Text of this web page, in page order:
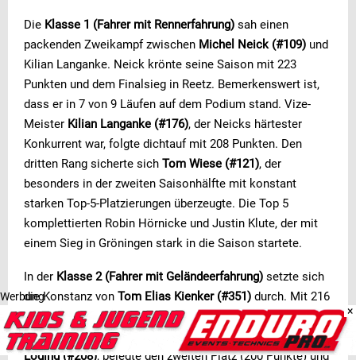
Die Klasse 1 (Fahrer mit Rennerfahrung) sah einen
packenden Zweikampf zwischen Michel Neick (#109) und
Kilian Langanke. Neick krönte seine Saison mit 223
Punkten und dem Finalsieg in Reetz. Bemerkenswert ist,
dass er in 7 von 9 Läufen auf dem Podium stand. Vize-
Meister Kilian Langanke (#176), der Neicks härtester
Konkurrent war, folgte dichtauf mit 208 Punkten. Den
dritten Rang sicherte sich Tom Wiese (#121), der
besonders in der zweiten Saisonhälfte mit konstant
starken Top-5-Platzierungen überzeugte. Die Top 5
komplettierten Robin Hörnicke und Justin Klute, der mit
einem Sieg in Gröningen stark in die Saison startete.
In der Klasse 2 (Fahrer mit Geländeerfahrung) setzte sich
die Konstanz von Tom Elias Kienker (#351) durch. Mit 216
Punkten und fünf Laufsiegen war er in 7 von 8 Rennen in
den Top 2 zu finden. Sein schärfster Verfolger,Jaako
Löding (#208), belegte den zweiten Platz (200 Punkte) und
Werbung
×